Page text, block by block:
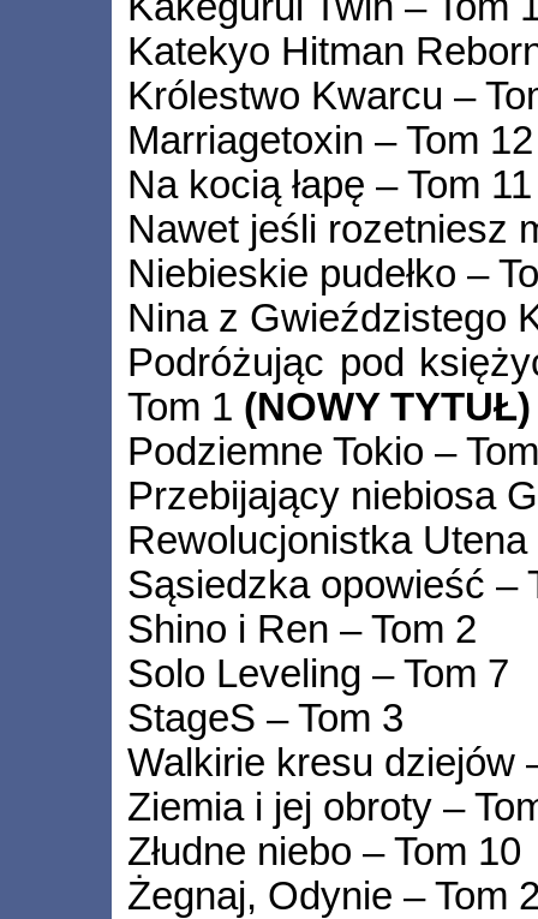
Katekyo Hitman
Królestwo Kwarcu –
Marriagetoxin – Tom 12
Na kocią łapę – Tom 11
Nawet jeśli rozetniesz
Niebieskie pudełko –
Nina z Gwieździstego
Podróżując pod
Tom 1 (NOWY TYTUŁ)
Podziemne Tokio –
Przebijający niebiosa
Rewolucjonistka Utena
Sąsiedzka opowieść –
Shino i Ren – Tom 2
Solo Leveling – Tom 7
StageS – Tom 3
Walkirie kresu dziejów
Ziemia i jej obroty –
Złudne niebo – Tom 10
Żegnaj, Odynie – Tom